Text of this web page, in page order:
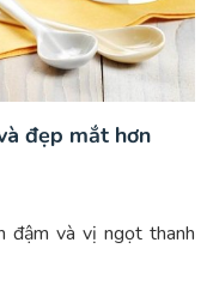
đẹp mắt hơn
đậm và vị ngọt thanh